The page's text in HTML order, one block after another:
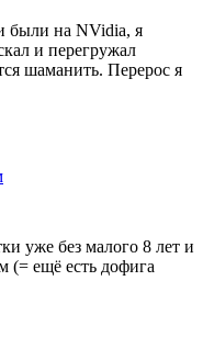
были на NVidia, я
и перегружал
шаманить. Перерос я
уже без малого 8 лет и
(= ещё есть дофига